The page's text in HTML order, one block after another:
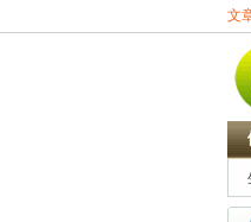
文